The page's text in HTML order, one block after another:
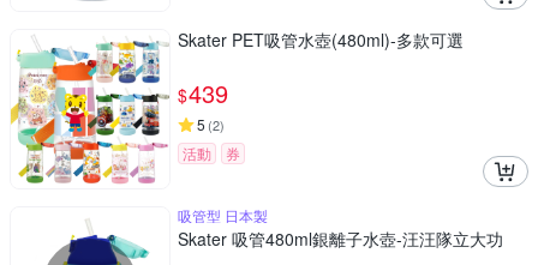
Skater PET吸管水壺(480ml)-多款可選
$439
5 (2)
活動 券
吸管型 日本製
Skater 吸管480ml銀離子水壺-汪汪隊立大功